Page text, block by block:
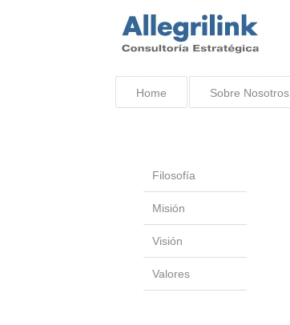
Home Sobre Nosotros
Filosofía
Misión
Visión
Valores